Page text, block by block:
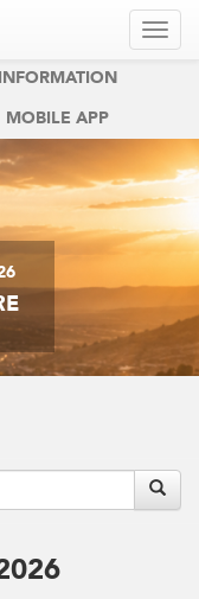
INFORMATION
MOBILE APP